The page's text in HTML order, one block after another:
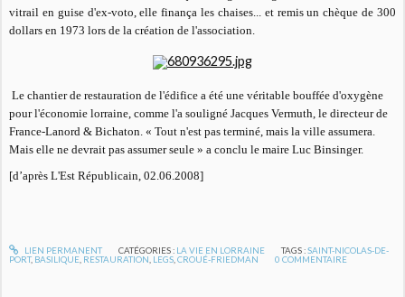
vitrail en guise d'ex-voto, elle finança les chaises... et remis un chèque de 300
dollars en 1973 lors de la création de l'association.
Le chantier de restauration de l'édifice a été une véritable bouffée d'oxygène
pour l'économie lorraine, comme l'a souligné Jacques Vermuth, le directeur de
France-Lanord & Bichaton. « Tout n'est pas terminé, mais la ville assumera.
Mais elle ne devrait pas assumer seule » a conclu le maire Luc Binsinger.
[d’après L'Est Républicain, 02.06.2008]
LIEN PERMANENT CATÉGORIES : LA VIE EN LORRAINE TAGS :SAINT-NICOLAS-DE-
PORT, BASILIQUE RESTAURATION LEGS ,CROUÉ-FRIEDMAN 0 COMMENTAIRE